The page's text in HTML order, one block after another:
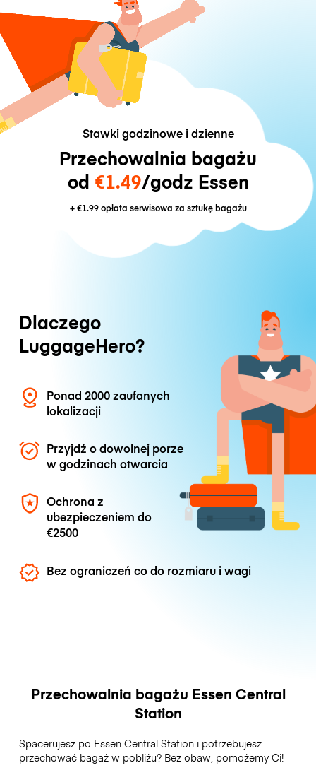
Stawki godzinowe i dzienne
Przechowalnia bagażu
od €1.49/godz Essen
+€1.99opłata serwisowa za sztukę bagażu
Dlaczego
LuggageHero?
Ponad 2000 zaufanych
lokalizacji
Przyjdź o dowolnej porze
w godzinach otwarcia
Ochrona z
ubezpieczeniem do
€2500
Bez ograniczeń co do rozmiaru i wagi
Przechowalnia bagażu Essen Central
Station
Spacerujesz po Essen Central Station i potrzebujesz
przechować bagaż w pobliżu? Bez obaw, pomożemy Ci!